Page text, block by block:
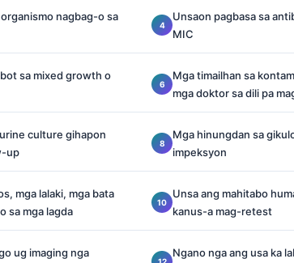
nagbag-o sa
Unsaon pagbasa sa
MIC
sa mixed growth o
Mga timailhan sa
mga doktor sa dili pa
culture gihapon
up
Mga hinungdan sa
impeksyon
mga lalaki, mga bata
sa mga lagda
Unsa ang mahitabo
kanus-a mag-retest
ug imaging nga
Ngano nga ang usa ka